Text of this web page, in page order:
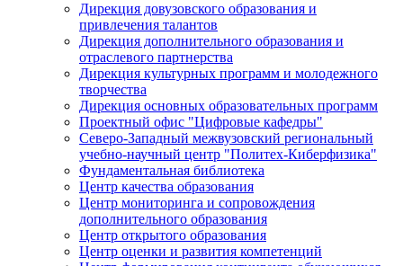
Дирекция довузовского образования и
привлечения талантов
Дирекция дополнительного образования и
отраслевого партнерства
Дирекция культурных программ и молодежного
творчества
Дирекция основных образовательных программ
Проектный офис "Цифровые кафедры"
Северо-Западный межвузовский региональный
учебно-научный центр "Политех-Киберфизика"
Фундаментальная библиотека
Центр качества образования
Центр мониторинга и сопровождения
дополнительного образования
Центр открытого образования
Центр оценки и развития компетенций